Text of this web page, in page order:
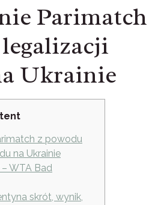
Parimatch
Ukrainie
z powodu
na Ukrainie
WTA Bad
skrót, wynik,